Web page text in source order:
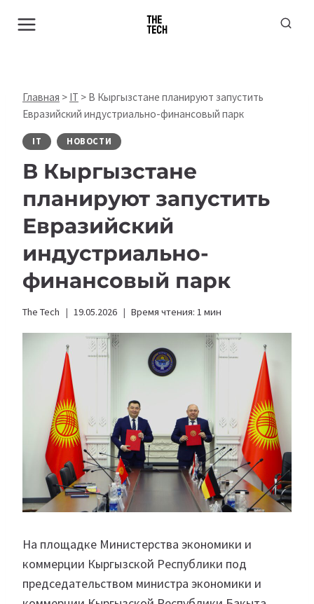
Главная > IT > В Кыргызстане планируют запустить
Евразийский индустриально-финансовый парк
IT НОВОСТИ
В Кыргызстане
планируют запустить
Евразийский
индустриально-
финансовый парк
The Tech 19.05.2026 Время чтения: 1 мин
На площадке Министерства экономики и
коммерции Кыргызской Республики под
председательством министра экономики и